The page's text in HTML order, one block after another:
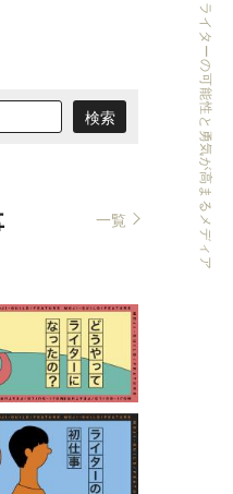
一覧 ライターの可能性と勇気が高まるメディア